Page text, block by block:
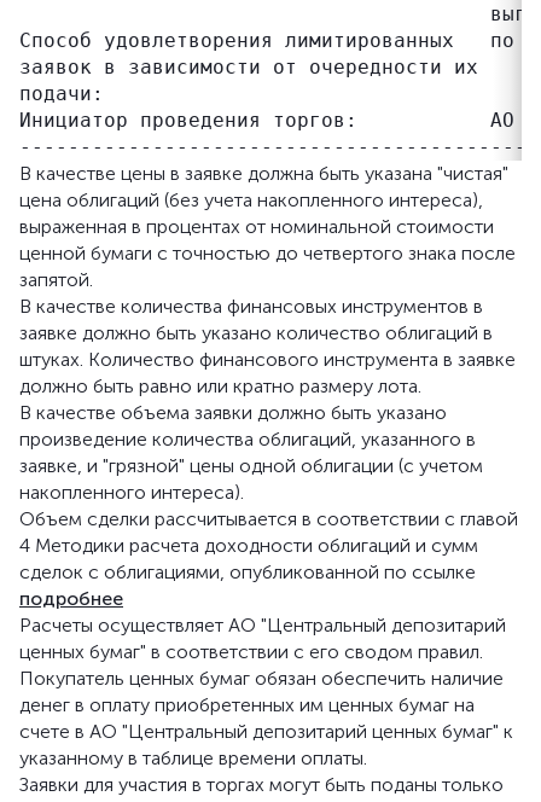
Способ удовлетворения лимитированных   по
заявок в зависимости от очередности их
подачи:
Инициатор проведения торгов:           АО
В качестве цены в заявке должна быть указана "чистая"
цена облигаций (без учета накопленного интереса),
выраженная в процентах от номинальной стоимости
ценной бумаги с точностью до четвертого знака после
запятой.
В качестве количества финансовых инструментов в
заявке должно быть указано количество облигаций в
штуках. Количество финансового инструмента в заявке
должно быть равно или кратно размеру лота.
В качестве объема заявки должно быть указано
произведение количества облигаций, указанного в
заявке, и "грязной" цены одной облигации (с учетом
накопленного интереса).
Объем сделки рассчитывается в соответствии с главой
4 Методики расчета доходности облигаций и сумм
сделок с облигациями, опубликованной по ссылке
подробнее
Расчеты осуществляет АО "Центральный депозитарий
ценных бумаг" в соответствии с его сводом правил.
Покупатель ценных бумаг обязан обеспечить наличие
денег в оплату приобретенных им ценных бумаг на
счете в АО "Центральный депозитарий ценных бумаг" к
указанному в таблице времени оплаты.
Заявки для участия в торгах могут быть поданы только